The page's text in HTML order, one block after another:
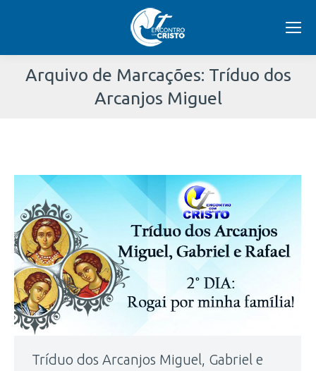
Arquivo de Marcações: Tríduo dos
Arcanjos Miguel
Tríduo dos Arcanjos Miguel, Gabriel e